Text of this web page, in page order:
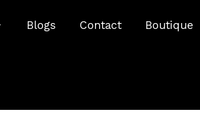
Blogs Contact Boutique